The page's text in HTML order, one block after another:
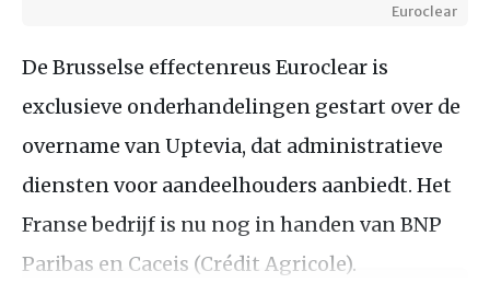
Euroclear
De Brusselse effectenreus Euroclear is
exclusieve onderhandelingen gestart over de
overname van Uptevia, dat administratieve
diensten voor aandeelhouders aanbiedt. Het
Franse bedrijf is nu nog in handen van BNP
Paribas en Caceis (Crédit Agricole).